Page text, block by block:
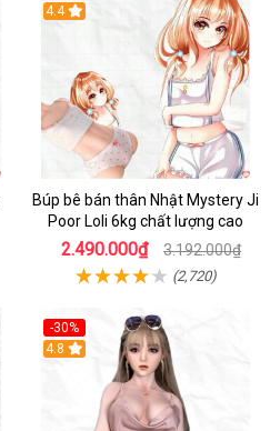
Hot
4.4
Búp bê bán thân Nhật Mystery Ji
Poor Loli 6kg chất lượng cao
2.490.000₫ 3.192.000₫
(2,720)
-30%
4.8